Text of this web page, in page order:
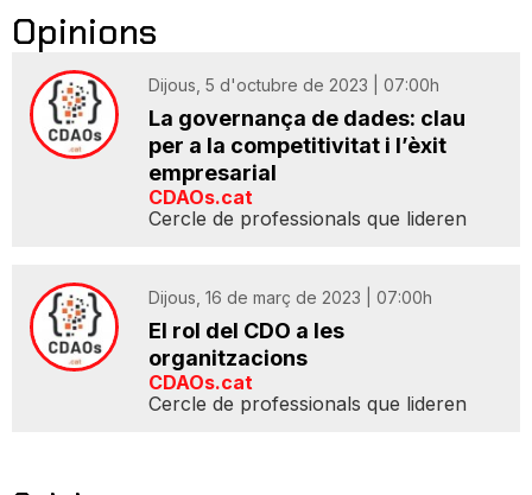
Opinions
Dijous, 5 d'octubre de 2023 | 07:00h
La governança de dades: clau
per a la competitivitat i l’èxit
empresarial
CDAOs.cat
Cercle de professionals que lideren
Dijous, 16 de març de 2023 | 07:00h
El rol del CDO a les
organitzacions
CDAOs.cat
Cercle de professionals que lideren